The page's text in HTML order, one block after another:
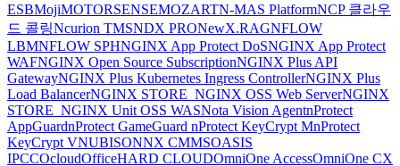
ESBMojiMOTORSENSEMOZARTN-MAS PlatformNCP 클라우
드 콜링Ncurion TMSNDX PRONewX.RAGNFLOW
LBMNFLOW SPHNGINX App Protect DoSNGINX App Protect
WAFNGINX Open Source SubscriptionNGINX Plus API
GatewayNGINX Plus Kubernetes Ingress ControllerNGINX Plus
Load BalancerNGINX STORE_NGINX OSS Web ServerNGINX
STORE_NGINX Unit OSS WASNota Vision AgentnProtect
AppGuardnProtect GameGuard nProtect KeyCrypt MnProtect
KeyCrypt VNUBISONNX CMMSOASIS
IPCCOcloudOfficeHARD CLOUDOmniOne AccessOmniOne CX